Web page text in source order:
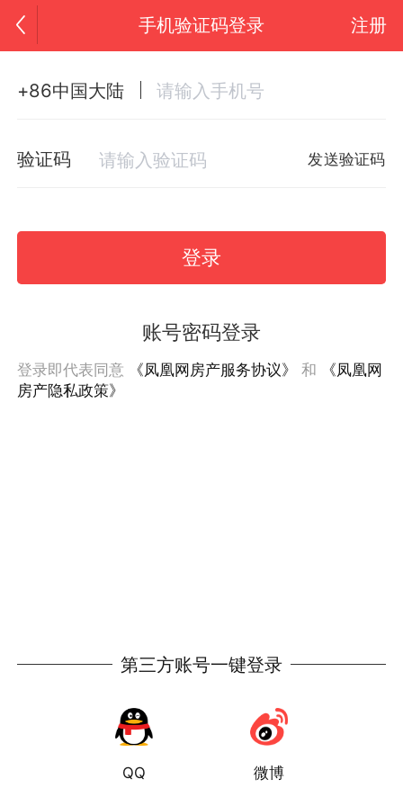
手机验证码登录 注册
+86中国大陆
验证码 发送验证码
登录
账号密码登录
登录即代表同意 《凤凰网房产服务协议》 和
《凤凰网
房产隐私政策》
第三方账号一键登录
QQ 微博